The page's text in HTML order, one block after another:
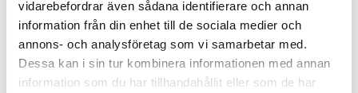
vidarebefordrar även sådana identifierare och annan
information från din enhet till de sociala medier och
annons- och analysföretag som vi samarbetar med.
Dessa kan i sin tur kombinera informationen med annan
information som du har tillhandahållit eller som de har
har goda ledarskapserfarenheter och gillar att kombinera
ledarskapet med kontinuerliga verksamhetsförbättringar
har erfarenhet av förändringsledning, drivit och säkerställt
en motiverande arbetsmiljö, utvecklat en organisation med